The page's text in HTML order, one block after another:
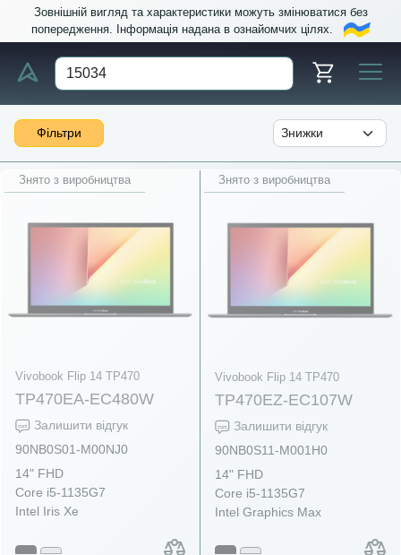
Зовнішній вигляд та характеристики можуть змінюватися без
попередження. Інформація надана в ознайомчих цілях.
Фільтри
Знято з виробництва
Vivobook Flip 14 TP470
TP470EA-EC480W
Залишити відгук
90NB0S01-M00NJ0
14" FHD
Core i5-1135G7
Intel Iris Xe
Знято з виробництва
Vivobook Flip 14 TP470
TP470EZ-EC107W
Залишити відгук
90NB0S11-M001H0
14" FHD
Core i5-1135G7
Intel Graphics Max